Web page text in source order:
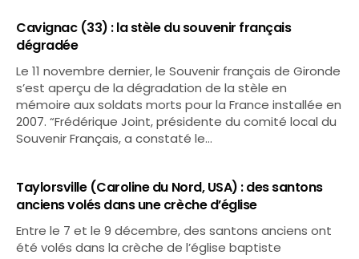
Cavignac (33) : la stèle du souvenir français
dégradée
Le 11 novembre dernier, le Souvenir français de Gironde
s’est aperçu de la dégradation de la stèle en
mémoire aux soldats morts pour la France installée en
2007. “Frédérique Joint, présidente du comité local du
Souvenir Français, a constaté le…
Taylorsville (Caroline du Nord, USA) : des santons
anciens volés dans une crèche d’église
Entre le 7 et le 9 décembre, des santons anciens ont
été volés dans la crèche de l’église baptiste